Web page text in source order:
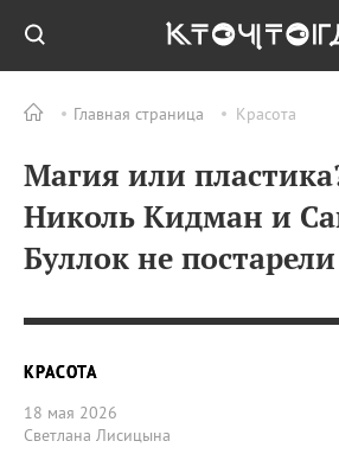
Главная страница Красота
Магия или
Николь Кидман и
Буллок не
КРАСОТА
18 мая 2026
Светлана Лисицына